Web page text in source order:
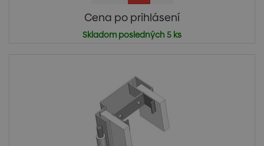
Cena po prihlásení
Skladom posledných 5 ks